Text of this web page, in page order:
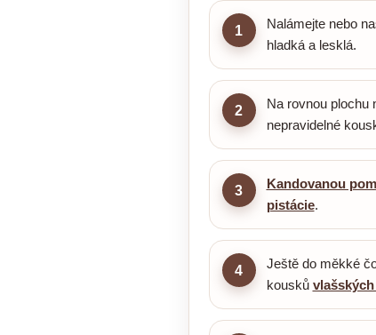
1 Nalámejte nebo
hladká a lesklá.
2
Na rovnou plochu
nepravidelné
3 Kandovanou
pistácie.
4
Ještě do měkké
kousků